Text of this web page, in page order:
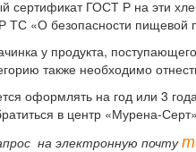
ГОСТ Р на эти
ТС «О безопасности пищевой
у продукта,
также необходимо
оформлять на год или 3
в центр «Мурена-
на электронную почту